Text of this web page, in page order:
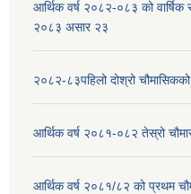
आर्थिक वर्ष २०८२-०८३ को वार्षिक
२०८३ असार २३
२०८२-८३पहिलो दोश्रो
आर्थिक वर्ष २०८१-०८२ तेस्रो
आर्थिक वर्ष २०८१/८२ को प्रथम